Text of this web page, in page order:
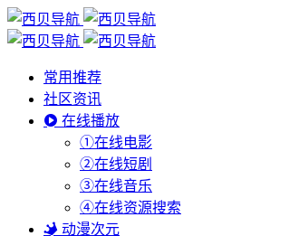
常用推荐
社区资讯
在线播放
①在线电影
②在线短剧
③在线音乐
④在线资源搜索
动漫次元